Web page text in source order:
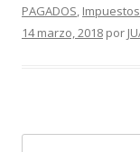
o
PAGADOS,
14 marzo, 2018 por